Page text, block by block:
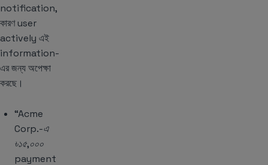
notification,
কারণ user
actively এই
information-
এর জন্য অপেক্ষা
করছে।
“Acme
Corp.-এ
৳১৫,০০০
payment